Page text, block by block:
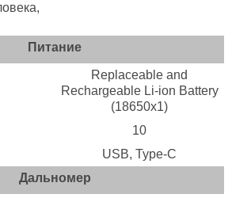
Питание
Replaceable and
Rechargeable Li-ion Battery
(18650x1)
10
USB, Type-C
Дальномер